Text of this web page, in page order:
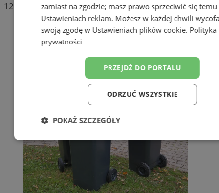
12
zamiast na zgodzie; masz prawo sprzeciwić się temu
Ustawieniach reklam. Możesz w każdej chwili
swoją zgodę w Ustawieniach plików cookie. Polityka
prywatności
PRZEJDŹ DO PORTALU
ODRZUĆ WSZYSTKIE
POKAŻ SZCZEGÓŁY
Niezbędne Wydajność
Funkcjonalność